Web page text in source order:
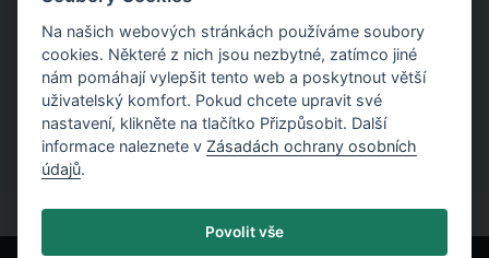
Najděte podrobné vysvětlení postupů použitých
v programech.
Na našich webových stránkách používáme soubory
cookies. Některé z nich jsou nezbytné, zatímco jiné
nám pomáhají vylepšit tento web a poskytnout větší
uživatelský komfort. Pokud chcete upravit své
nastavení, klikněte na tlačítko Přizpůsobit. Další
informace naleznete v Zásadách ochrany osobních
údajů.
Povolit vše